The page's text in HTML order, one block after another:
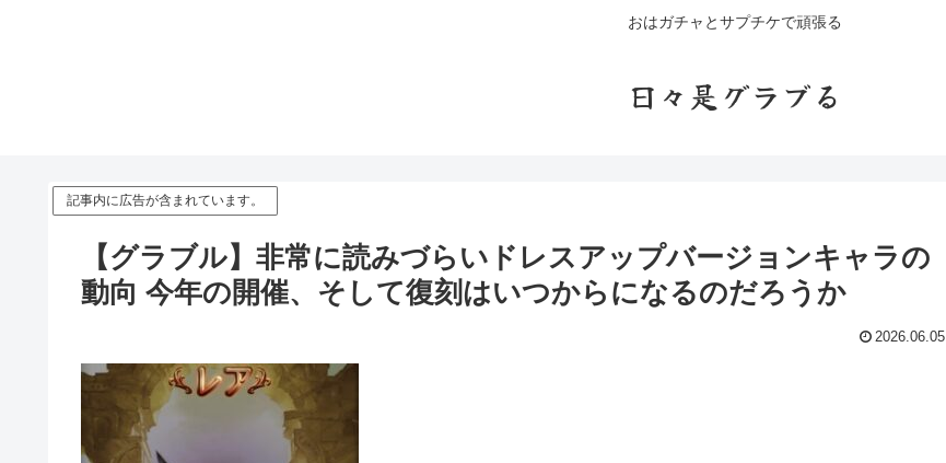
おはガチャとサプチケで頑張る
日々是グラブる
記事内に広告が含まれています。
【グラブル】非常に読みづらいドレスアップバージョンキャラの
動向 今年の開催、そして復刻はいつからになるのだろうか
2026.06.05